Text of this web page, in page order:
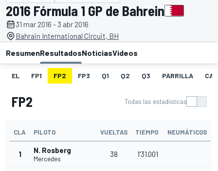
2016 Fórmula 1 GP de Bahrein
31 mar 2016 - 3 abr 2016
Bahrain International Circuit, BH
ResumenResultadosNoticiasVideos
EL FP1 FP2 FP3 Q1 Q2 Q3 PARRILLA
FP2 Todas las estadísticas
CLA PILOTO VUELTAS TIEMPO NEUMÁTICOS
1 N. Rosberg
Mercedes
38 1'31.001